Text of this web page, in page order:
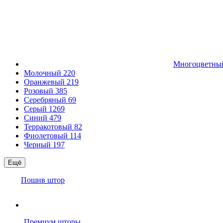
Молочный 220
Оранжевый 219
Розовый 385
Серебряный 69
Серый 1269
Синий 479
Терракотовый 82
Фиолетовый 114
Черный 197
Ещё
Пошив штор